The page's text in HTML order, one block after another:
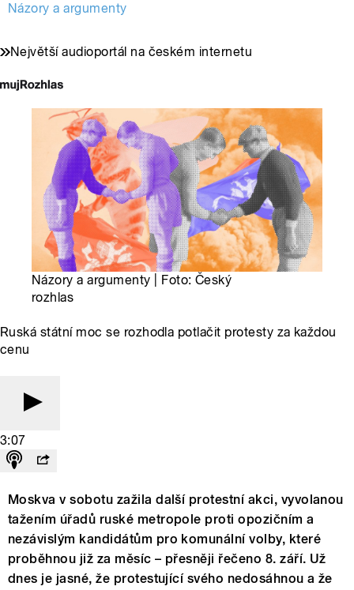
Názory a argumenty
Největší audioportál na českém internetu
Názory a argumenty | Foto: Český
rozhlas
Ruská státní moc se rozhodla potlačit protesty za každou
cenu
3:07
Moskva v sobotu zažila další protestní akci, vyvolanou
tažením úřadů ruské metropole proti opozičním a
nezávislým kandidátům pro komunální volby, které
proběhnou již za měsíc – přesněji řečeno 8. září. Už
dnes je jasné, že protestující svého nedosáhnou a že